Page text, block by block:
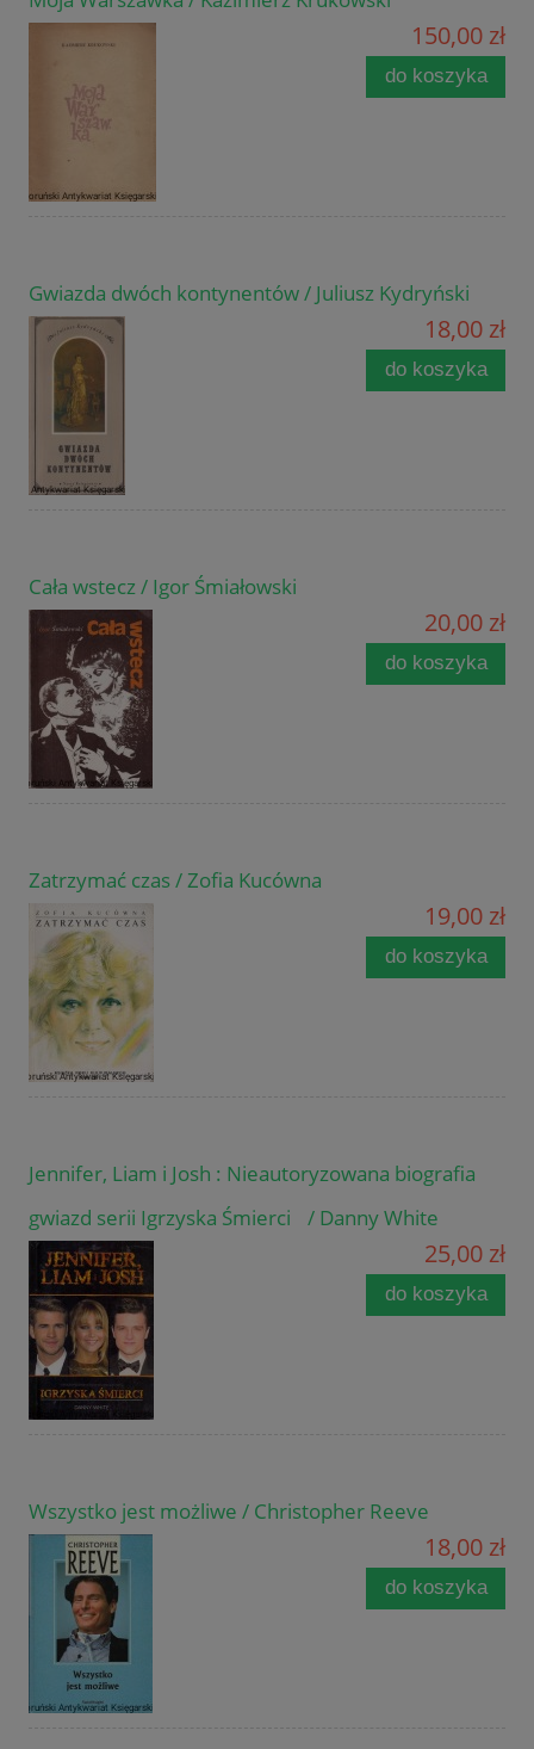
150,00 zł
do koszyka
Gwiazda dwóch kontynentów / Juliusz Kydryński
18,00 zł
do koszyka
Cała wstecz / Igor Śmiałowski
20,00 zł
do koszyka
Zatrzymać czas / Zofia Kucówna
19,00 zł
do koszyka
Jennifer, Liam i Josh : Nieautoryzowana biografia
gwiazd serii Igrzyska Śmierci / Danny White
25,00 zł
do koszyka
Wszystko jest możliwe / Christopher Reeve
18,00 zł
do koszyka